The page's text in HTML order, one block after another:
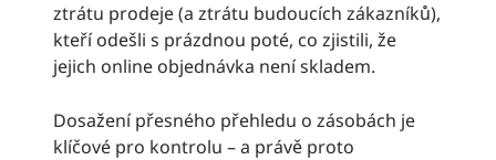
ztrátu prodeje (a ztrátu budoucích zákazníků),
kteří odešli s prázdnou poté, co zjistili, že
jejich online objednávka není skladem.
Dosažení přesného přehledu o zásobách je
klíčové pro kontrolu – a právě proto